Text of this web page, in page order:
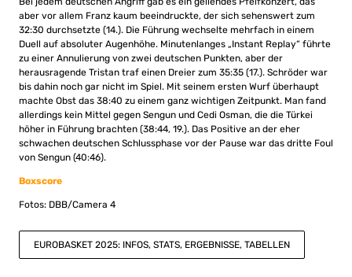
aber vor allem Franz kaum beeindruckte, der sich sehenswert zum
32:30 durchsetzte (14.). Die Führung wechselte mehrfach in einem
Duell auf absoluter Augenhöhe. Minutenlanges „Instant Replay“ führte
zu einer Annulierung von zwei deutschen Punkten, aber der
herausragende Tristan traf einen Dreier zum 35:35 (17.). Schröder war
bis dahin noch gar nicht im Spiel. Mit seinem ersten Wurf überhaupt
machte Obst das 38:40 zu einem ganz wichtigen Zeitpunkt. Man fand
allerdings kein Mittel gegen Sengun und Cedi Osman, die die Türkei
höher in Führung brachten (38:44, 19.). Das Positive an der eher
schwachen deutschen Schlussphase vor der Pause war das dritte Foul
von Sengun (40:46).
Boxscore
Fotos: DBB/Camera 4
EUROBASKET 2025: INFOS, STATS, ERGEBNISSE, TABELLEN